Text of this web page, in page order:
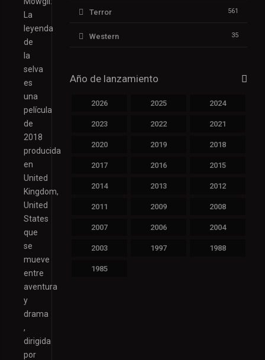
La
leyenda
de
la
selva
es
una
película
de
2018
producida
en
United
Kingdom,
United
States
que
se
mueve
entre
aventura
y
drama
,
dirigida
por
Terror 561
Western 35
Año de lanzamiento
2026 2025 2024
2023 2022 2021
2020 2019 2018
2017 2016 2015
2014 2013 2012
2011 2009 2008
2007 2006 2004
2003 1997 1988
1985